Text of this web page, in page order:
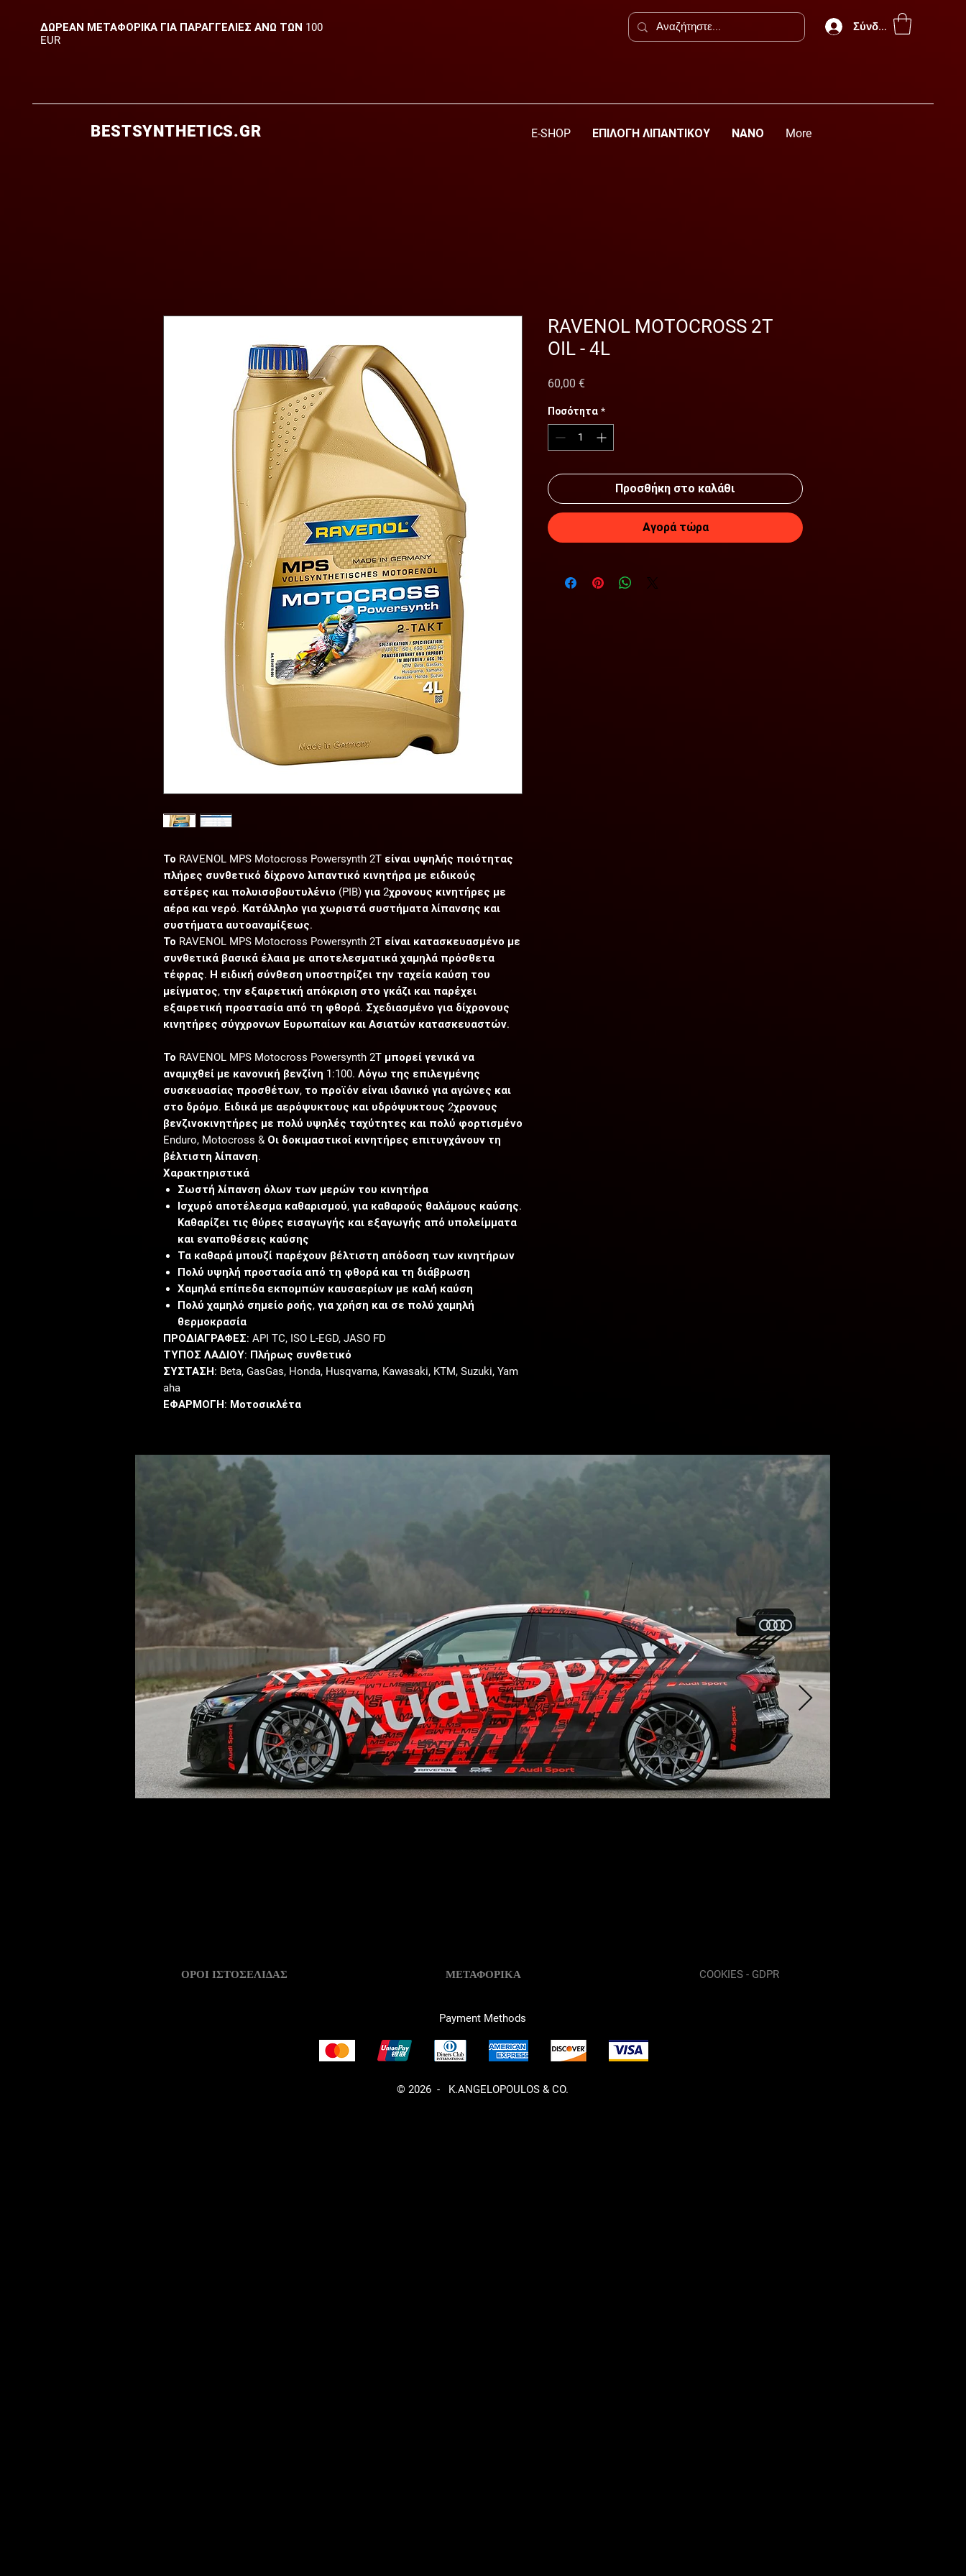
ΔΩΡΕΑΝ ΜΕΤΑΦΟΡΙΚΑ ΓΙΑ ΠΑΡΑΓΓΕΛΙΕΣ ΑΝΩ ΤΩΝ 100
EUR
Σύνδεση
BESTSYNTHETICS.GR E-SHOP ΕΠΙΛΟΓΗ ΛΙΠΑΝΤΙΚΟΥ ΝΑΝΟ More
Το RAVENOL MPS Motocross Powersynth 2T είναι υψηλής ποιότητας
πλήρες συνθετικό δίχρονο λιπαντικό κινητήρα με ειδικούς
εστέρες και πολυισοβουτυλένιο (PIB) για 2χρονους κινητήρες με
αέρα και νερό. Κατάλληλο για χωριστά συστήματα λίπανσης και
συστήματα αυτοαναμίξεως.
Το RAVENOL MPS Motocross Powersynth 2T είναι κατασκευασμένο με
συνθετικά βασικά έλαια με αποτελεσματικά χαμηλά πρόσθετα
τέφρας. Η ειδική σύνθεση υποστηρίζει την ταχεία καύση του
μείγματος, την εξαιρετική απόκριση στο γκάζι και παρέχει
εξαιρετική προστασία από τη φθορά. Σχεδιασμένο για δίχρονους
κινητήρες σύγχρονων Ευρωπαίων και Ασιατών κατασκευαστών.
Το RAVENOL MPS Motocross Powersynth 2T μπορεί γενικά να
αναμιχθεί με κανονική βενζίνη 1:100. Λόγω της επιλεγμένης
συσκευασίας προσθέτων, το προϊόν είναι ιδανικό για αγώνες και
στο δρόμο. Ειδικά με αερόψυκτους και υδρόψυκτους 2χρονους
βενζινοκινητήρες με πολύ υψηλές ταχύτητες και πολύ φορτισμένο
Enduro, Motocross & Οι δοκιμαστικοί κινητήρες επιτυγχάνουν τη
βέλτιστη λίπανση.
Χαρακτηριστικά
Σωστή λίπανση όλων των μερών του κινητήρα
Ισχυρό αποτέλεσμα καθαρισμού, για καθαρούς θαλάμους καύσης.
Καθαρίζει τις θύρες εισαγωγής και εξαγωγής από υπολείμματα
και εναποθέσεις καύσης
Τα καθαρά μπουζί παρέχουν βέλτιστη απόδοση των κινητήρων
Πολύ υψηλή προστασία από τη φθορά και τη διάβρωση
Χαμηλά επίπεδα εκπομπών καυσαερίων με καλή καύση
Πολύ χαμηλό σημείο ροής, για χρήση και σε πολύ χαμηλή
θερμοκρασία
ΠΡΟΔΙΑΓΡΑΦΕΣ: API TC, ISO L-EGD, JASO FD
ΤΥΠΟΣ ΛΑΔΙΟΥ: Πλήρως συνθετικό
ΣΥΣΤΑΣΗ: Beta, GasGas, Honda, Husqvarna, Kawasaki, KTM, Suzuki, Yam
aha
ΕΦΑΡΜΟΓΗ: Μοτοσικλέτα
RAVENOL MOTOCROSS 2T
OIL - 4L
60,00 €Τιμή
Ποσότητα *
Προσθήκη στο καλάθι
Αγορά τώρα
ΟΡΟΙ ΙΣΤΟΣΕΛΙΔΑΣ ΜΕΤΑΦΟΡΙΚΑ COOKIES - GDPR
Payment Methods
© 2026 - K.ANGELOPOULOS & CO.